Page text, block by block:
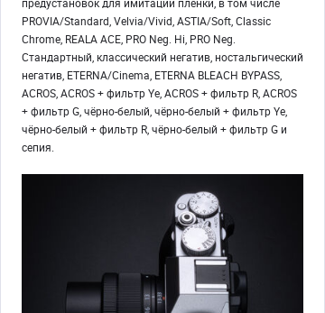
предустановок для имитации плёнки, в том числе
PROVIA/Standard, Velvia/Vivid, ASTIA/Soft, Classic
Chrome, REALA ACE, PRO Neg. Hi, PRO Neg.
Стандартный, классический негатив, ностальгический
негатив, ETERNA/Cinema, ETERNA BLEACH BYPASS,
ACROS, ACROS + фильтр Ye, ACROS + фильтр R, ACROS
+ фильтр G, чёрно-белый, чёрно-белый + фильтр Ye,
чёрно-белый + фильтр R, чёрно-белый + фильтр G и
сепия.